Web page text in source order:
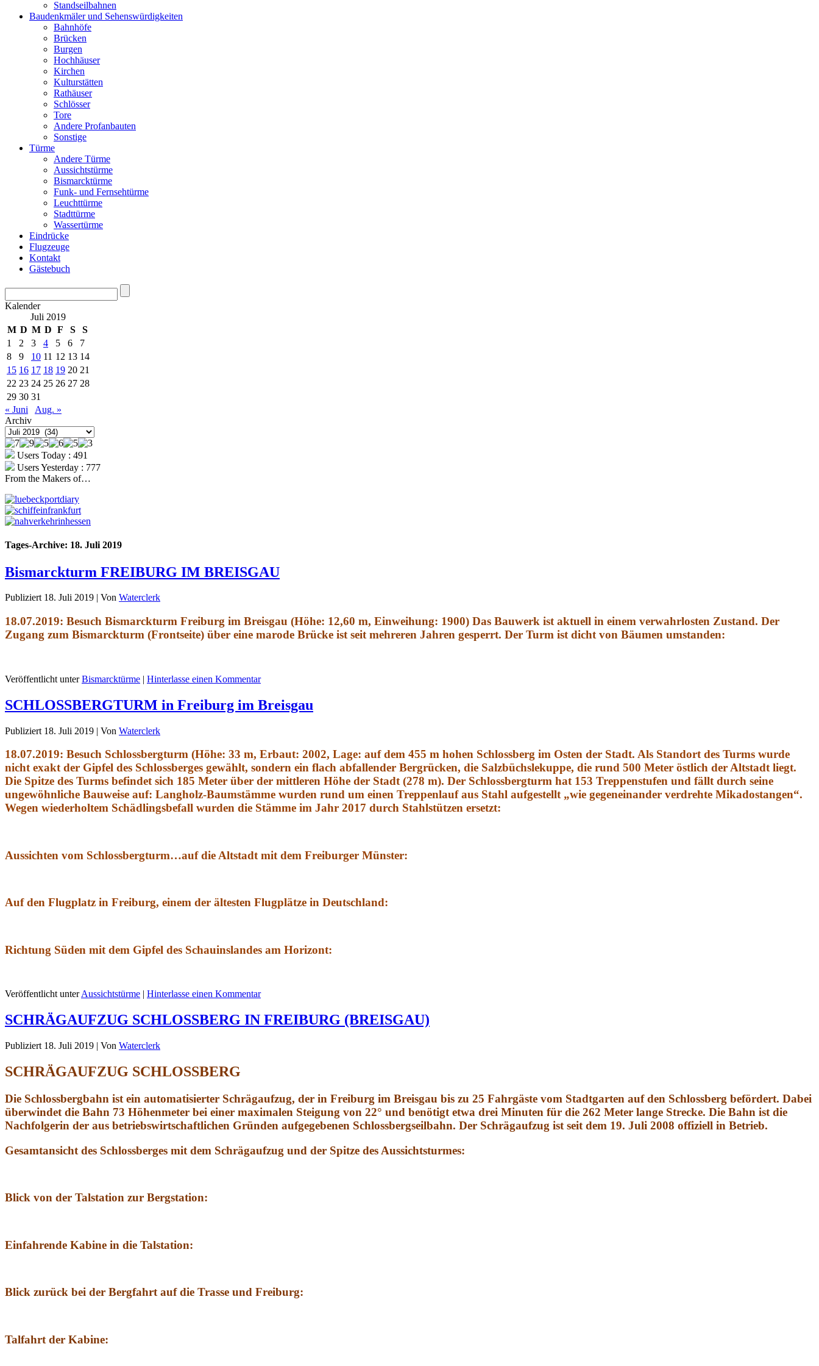
Standseilbahnen
Baudenkmäler und Sehenswürdigkeiten
Bahnhöfe
Brücken
Burgen
Hochhäuser
Kirchen
Kulturstätten
Rathäuser
Schlösser
Tore
Andere Profanbauten
Sonstige
Türme
Andere Türme
Aussichtstürme
Bismarcktürme
Funk- und Fernsehtürme
Leuchttürme
Stadttürme
Wassertürme
Eindrücke
Flugzeuge
Kontakt
Gästebuch
Kalender
Juli 2019
M D M D F S
S
1
2 3 4 5 6
7
8
9 10 11 12 13 14
15 16 17 18 19 20 21
22 23 24 25 26 27 28
29 30 31
« Juni
Aug. »
Archiv
Archiv
Users Today : 491
Users Yesterday : 777
From the Makers of…
Tages-Archive: 18. Juli 2019
Bismarckturm FREIBURG IM BREISGAU
Publiziert 18. Juli 2019 | Von Waterclerk
18.07.2019: Besuch Bismarckturm Freiburg im Breisgau (Höhe: 12,60 m, Einweihung: 1900) Das Bauwerk ist aktuell in einem verwahrlosten Zustand. Der
Zugang zum Bismarckturm (Frontseite) über eine marode Brücke ist seit mehreren Jahren gesperrt. Der Turm ist dicht von Bäumen umstanden:
Veröffentlicht unter Bismarcktürme | Hinterlasse einen Kommentar
SCHLOSSBERGTURM in Freiburg im Breisgau
Publiziert 18. Juli 2019 | Von Waterclerk
18.07.2019: Besuch Schlossbergturm (Höhe: 33 m, Erbaut: 2002, Lage: auf dem 455 m hohen Schlossberg im Osten der Stadt. Als Standort des Turms wurde
nicht exakt der Gipfel des Schlossberges gewählt, sondern ein flach abfallender Bergrücken, die Salzbüchslekuppe, die rund 500 Meter östlich der Altstadt liegt.
Die Spitze des Turms befindet sich 185 Meter über der mittleren Höhe der Stadt (278 m). Der Schlossbergturm hat 153 Treppenstufen und fällt durch seine
ungewöhnliche Bauweise auf: Langholz-Baumstämme wurden rund um einen Treppenlauf aus Stahl aufgestellt „wie gegeneinander verdrehte Mikadostangen“.
Wegen wiederholtem Schädlingsbefall wurden die Stämme im Jahr 2017 durch Stahlstützen ersetzt:
Aussichten vom Schlossbergturm…auf die Altstadt mit dem Freiburger Münster:
Auf den Flugplatz in Freiburg, einem der ältesten Flugplätze in Deutschland:
Richtung Süden mit dem Gipfel des Schauinslandes am Horizont:
Veröffentlicht unterAussichtstürme | Hinterlasse einen Kommentar
SCHRÄGAUFZUG SCHLOSSBERG IN FREIBURG (BREISGAU)
Publiziert 18. Juli 2019 | Von Waterclerk
SCHRÄGAUFZUG SCHLOSSBERG
Die Schlossbergbahn ist ein automatisierter Schrägaufzug, der in Freiburg im Breisgau bis zu 25 Fahrgäste vom Stadtgarten auf den Schlossberg befördert. Dabei
überwindet die Bahn 73 Höhenmeter bei einer maximalen Steigung von 22° und benötigt etwa drei Minuten für die 262 Meter lange Strecke. Die Bahn ist die
Nachfolgerin der aus betriebswirtschaftlichen Gründen aufgegebenen Schlossbergseilbahn. Der Schrägaufzug ist seit dem 19. Juli 2008 offiziell in Betrieb.
Gesamtansicht des Schlossberges mit dem Schrägaufzug und der Spitze des Aussichtsturmes:
Blick von der Talstation zur Bergstation:
Einfahrende Kabine in die Talstation:
Blick zurück bei der Bergfahrt auf die Trasse und Freiburg:
Talfahrt der Kabine: